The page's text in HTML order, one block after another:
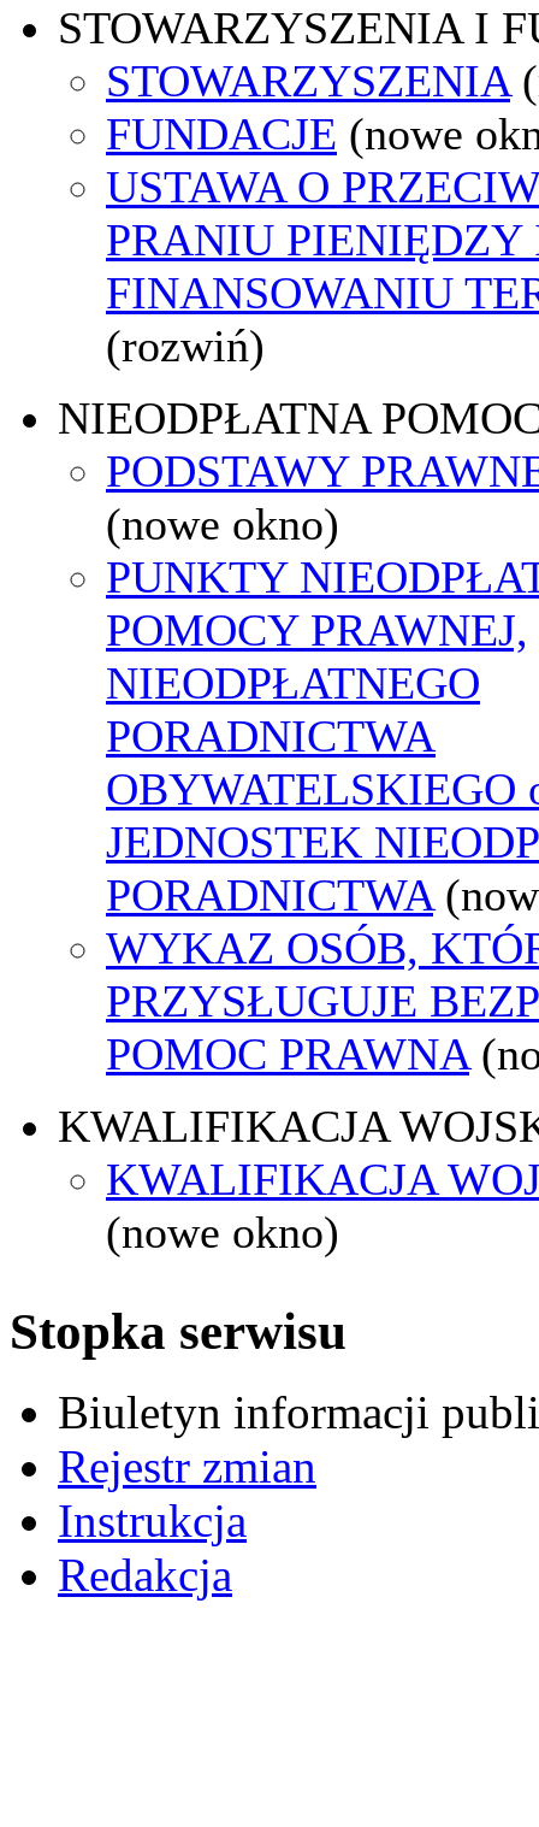
STOWARZYSZENIA I
STOWARZYSZENIA
FUNDACJE (nowe
USTAWA O
PRANIU PIENIĘDZY
FINANSOWANIU
(rozwiń)
NIEODPŁATNA
PODSTAWY
(nowe okno)
PUNKTY
POMOCY PRAWNEJ,
NIEODPŁATNEGO
PORADNICTWA
OBYWATELSKIEGO
JEDNOSTEK
PORADNICTWA
WYKAZ OSÓB,
PRZYSŁUGUJE
POMOC PRAWNA
KWALIFIKACJA
KWALIFIKACJA
(nowe okno)
Stopka serwisu
Biuletyn informacji
Rejestr zmian
Instrukcja
Redakcja